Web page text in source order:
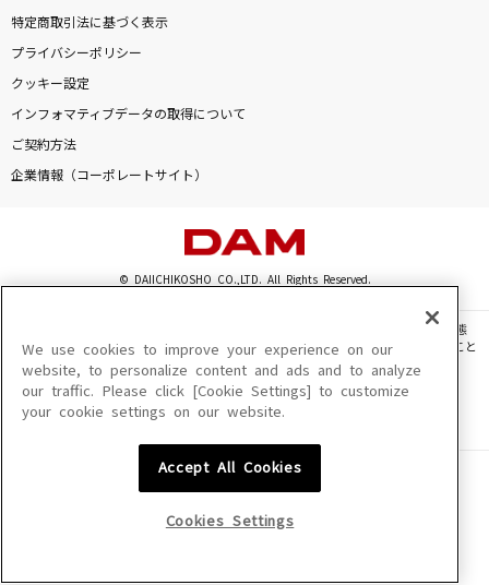
Dream-self(original mix)
雛形あきこ
朧
市川由紀乃
Little Samba～情熱の金曜日～
Hilcrhyme(ヒルクライム)
カラオケ最新情報をチェック！
特定商取引法に基づく表示
プライバシーポリシー
クッキー設定
インフォマティブデータの取得について
ご契約方法
企業情報（コーポレートサイト）
© DAIICHIKOSHO CO.,LTD. All Rights Reserved.
このサイトに掲載されている一切の文章・画像・写真・動画・音声等を、手段や形態
を問わず、著作権法の定める範囲を超えて無断で複製、転載、ファイル化などすること
を禁じます。
楽曲及びコンテンツは、機種によりご利用いただけない場合があります。
楽曲及びコンテンツの配信日、配信内容が変更になる場合があります。
We use cookies to improve your experience on our
website, to personalize content and ads and to analyze
our traffic. Please click [Cookie Settings] to customize
your cookie settings on our website.
Accept All Cookies
Cookies Settings